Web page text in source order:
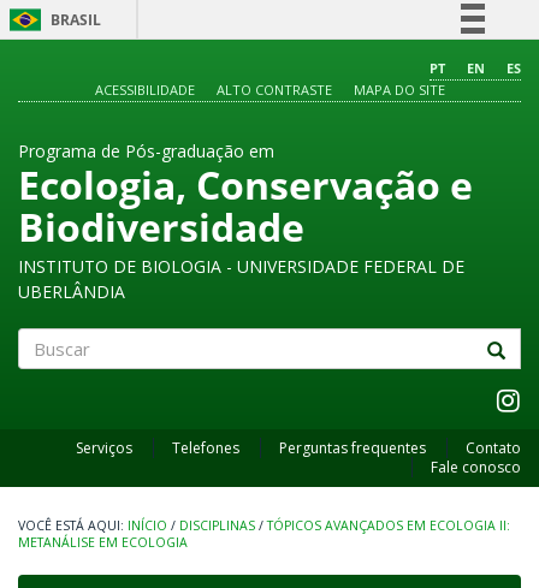
BRASIL
Comunica BR
Acesso à informação
Legislação
PT EN
ES
ACESSIBILIDADE
ALTO CONTRASTE MAPA DO SITE
Programa de Pós-graduação em
Ecologia, Conservação e
Biodiversidade
INSTITUTO DE BIOLOGIA - UNIVERSIDADE FEDERAL DE
UBERLÂNDIA
Serviços Telefones Perguntas frequentes
Contato
Fale conosco
INÍCIO / DISCIPLINAS / TÓPICOS AVANÇADOS EM ECOLOGIA II:
METANÁLISE EM ECOLOGIA